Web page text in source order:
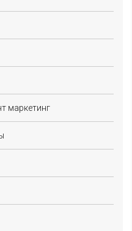
маркетинг